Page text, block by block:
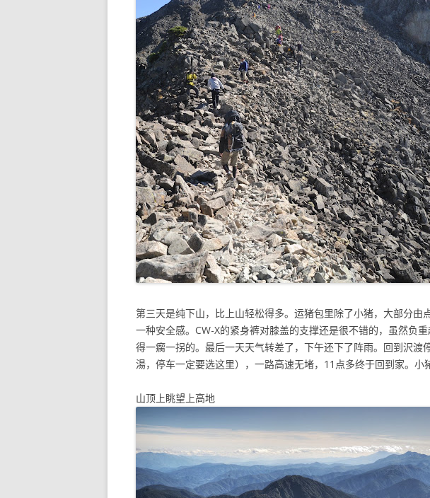
第三天是纯下山，比上山轻松得多。运猪包里除了小猪，大部分
一种安全感。CW-X的紧身裤对膝盖的支撑还是很不错的，虽然负
得一瘸一拐的。最后一天天气转差了，下午还下了阵雨。回到沢
湯，停车一定要选这里），一路高速无堵，11点多终于回到家。小
山顶上眺望上高地